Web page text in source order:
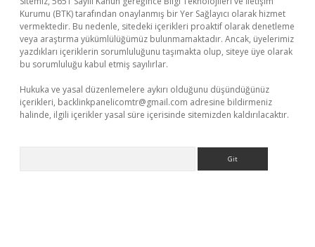
Kurumu (BTK) tarafından onaylanmış bir Yer Sağlayıcı olarak hizmet
vermektedir. Bu nedenle, sitedeki içerikleri proaktif olarak denetleme
veya araştırma yükümlülüğümüz bulunmamaktadır. Ancak, üyelerimiz
yazdıkları içeriklerin sorumluluğunu taşımakta olup, siteye üye olarak
bu sorumluluğu kabul etmiş sayılırlar.
Hukuka ve yasal düzenlemelere aykırı olduğunu düşündüğünüz
içerikleri, backlinkpanelicomtr@gmail.com adresine bildirmeniz
halinde, ilgili içerikler yasal süre içerisinde sitemizden kaldırılacaktır.